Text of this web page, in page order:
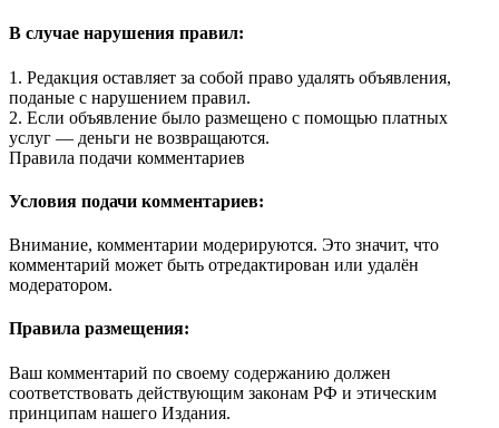
В случае нарушения правил:
1. Редакция оставляет за собой право удалять объявления,
поданые с нарушением правил.
2. Если объявление было размещено с помощью платных
услуг — деньги не возвращаются.
Правила подачи комментариев
Условия подачи комментариев:
Внимание, комментарии модерируются. Это значит, что
комментарий может быть отредактирован или удалён
модератором.
Правила размещения:
Ваш комментарий по своему содержанию должен
соответствовать действующим законам РФ и этическим
принципам нашего Издания.